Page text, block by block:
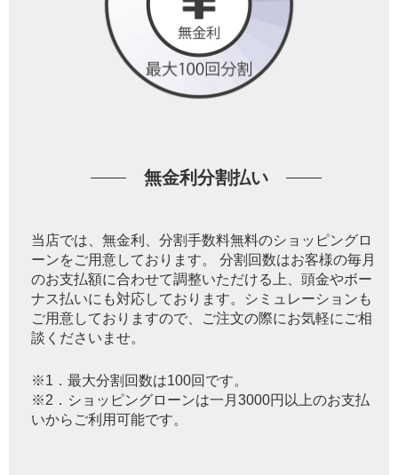
無金利分割払い
当店では、無金利、分割手数料無料のショッピングロ
ーンをご用意しております。 分割回数はお客様の毎月
のお支払額に合わせて調整いただける上、頭金やボー
ナス払いにも対応しております。シミュレーションも
ご用意しておりますので、ご注文の際にお気軽にご相
談くださいませ。
※1．最大分割回数は100回です。
※2．ショッピングローンは一月3000円以上のお支払
いからご利用可能です。